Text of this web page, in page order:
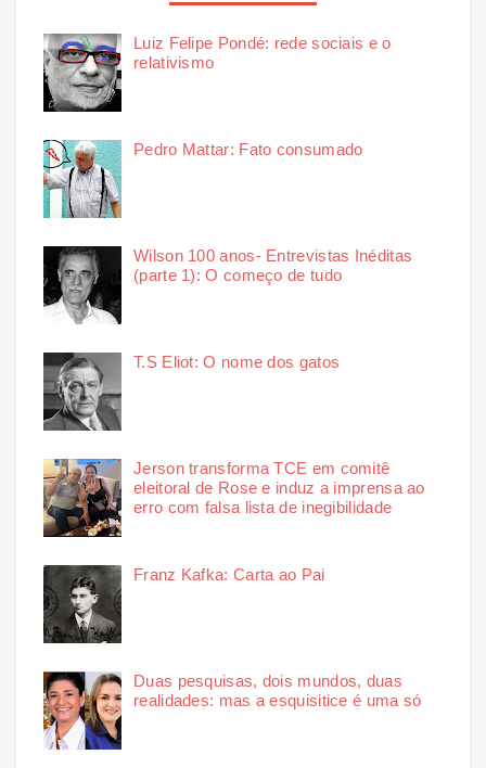
Luiz Felipe Pondé: rede sociais e o
relativismo
Pedro Mattar: Fato consumado
Wilson 100 anos- Entrevistas Inéditas
(parte 1): O começo de tudo
T.S Eliot: O nome dos gatos
Jerson transforma TCE em comitê
eleitoral de Rose e induz a imprensa ao
erro com falsa lista de inegibilidade
Franz Kafka: Carta ao Pai
Duas pesquisas, dois mundos, duas
realidades: mas a esquisitice é uma só